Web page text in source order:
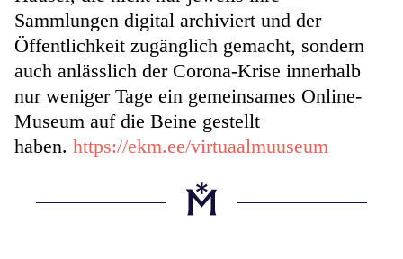
Sammlungen digital archiviert und der
Öffentlichkeit zugänglich gemacht, sondern
auch anlässlich der Corona-Krise innerhalb
nur weniger Tage ein gemeinsames Online-
Museum auf die Beine gestellt
haben. https://ekm.ee/virtuaalmuuseum